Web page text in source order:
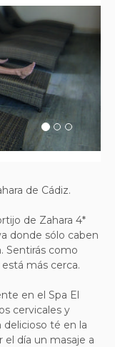
Next
de Cádiz.
de Zahara 4*
donde sólo caben
Sentirás como
más cerca.
en el Spa El
cervicales y
delicioso té en la
el día un masaje a